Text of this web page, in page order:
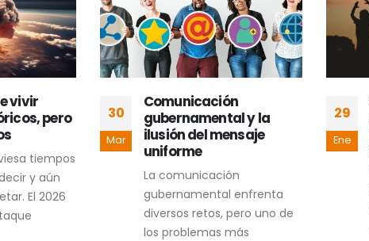
vivir
pero
tiempos
y aún
El 2026
30
Mar
Comunicación
gubernamental y la
ilusión del mensaje
uniforme
La comunicación
gubernamental enfrenta
diversos retos, pero uno de
los problemas más
29
Ene